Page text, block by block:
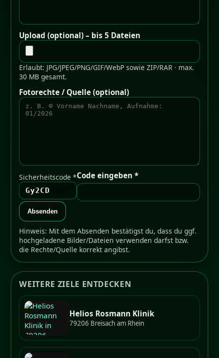
Upload (optional) – bis 5 Dateien
Erlaubt: JPG/JPEG/PNG/GIF/WebP sowie ZIP/RAR · max.
30 MB gesamt.
Fotorechte / Quelle (optional)
Sicherheitscode *
Gy2CD
Code eingeben *
Absenden
Hinweis: Mit dem Absenden bestätigst du, dass du ggf.
hochgeladene Bilder/Dateien verwenden darfst bzw.
die Rechte/Quelle korrekt angibst.
WEITERE ZIELE ENTDECKEN
Helios Rosmann Klinik
79206 Breisach am Rhein